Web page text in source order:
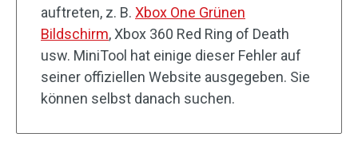
auftreten, z. B. Xbox One Grünen
Bildschirm, Xbox 360 Red Ring of Death
usw. MiniTool hat einige dieser Fehler auf
seiner offiziellen Website ausgegeben. Sie
können selbst danach suchen.